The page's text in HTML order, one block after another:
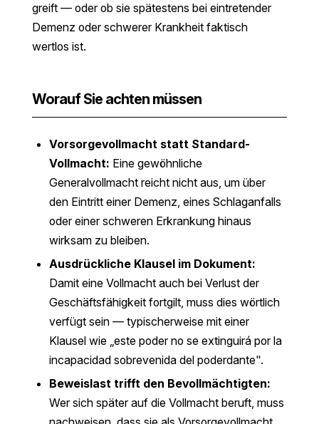
greift — oder ob sie spätestens bei eintretender
Demenz oder schwerer Krankheit faktisch
wertlos ist.
Worauf Sie achten müssen
Vorsorgevollmacht statt Standard-
Vollmacht: Eine gewöhnliche
Generalvollmacht reicht nicht aus, um über
den Eintritt einer Demenz, eines Schlaganfalls
oder einer schweren Erkrankung hinaus
wirksam zu bleiben.
Ausdrückliche Klausel im Dokument:
Damit eine Vollmacht auch bei Verlust der
Geschäftsfähigkeit fortgilt, muss dies wörtlich
verfügt sein — typischerweise mit einer
Klausel wie „este poder no se extinguirá por la
incapacidad sobrevenida del poderdante".
Beweislast trifft den Bevollmächtigten:
Wer sich später auf die Vollmacht beruft, muss